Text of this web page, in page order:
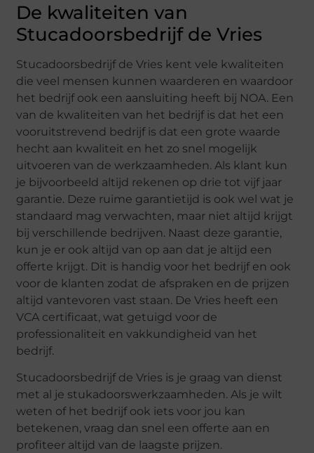
De kwaliteiten van
Stucadoorsbedrijf de Vries
Stucadoorsbedrijf de Vries kent vele kwaliteiten
die veel mensen kunnen waarderen en waardoor
het bedrijf ook een aansluiting heeft bij NOA. Een
van de kwaliteiten van het bedrijf is dat het een
vooruitstrevend bedrijf is dat een grote waarde
hecht aan kwaliteit en het zo snel mogelijk
uitvoeren van de werkzaamheden. Als klant kun
je bijvoorbeeld altijd rekenen op drie tot vijf jaar
garantie. Deze ruime garantietijd is ook wel wat je
standaard mag verwachten, maar niet altijd krijgt
bij verschillende bedrijven. Naast deze garantie,
kun je er ook altijd van op aan dat je altijd een
offerte krijgt. Dit is handig voor het bedrijf en ook
voor de klanten zodat de afspraken en de prijzen
altijd vantevoren vast staan. De Vries heeft een
VCA certificaat, wat getuigd voor de
professionaliteit en vakkundigheid van het
bedrijf.
Stucadoorsbedrijf de Vries is je graag van dienst
met al je stukadoorswerkzaamheden. Als je wilt
weten of het bedrijf ook iets voor jou kan
betekenen, vraag dan snel een offerte aan en
profiteer altijd van de laagste prijzen.